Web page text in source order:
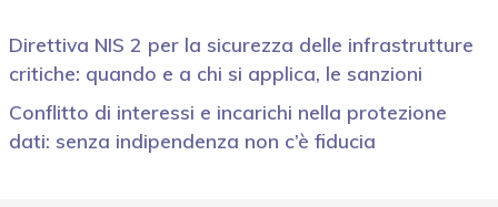
Direttiva NIS 2 per la sicurezza delle infrastrutture
critiche: quando e a chi si applica, le sanzioni
Conflitto di interessi e incarichi nella protezione
dati: senza indipendenza non c’è fiducia